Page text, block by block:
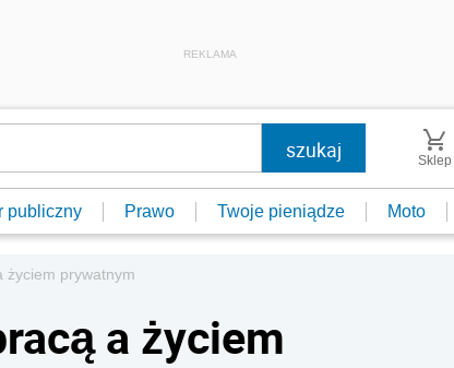
REKLAMA
Sklep
publiczny Prawo Twoje pieniądze Moto
życiem prywatnym
a życiem